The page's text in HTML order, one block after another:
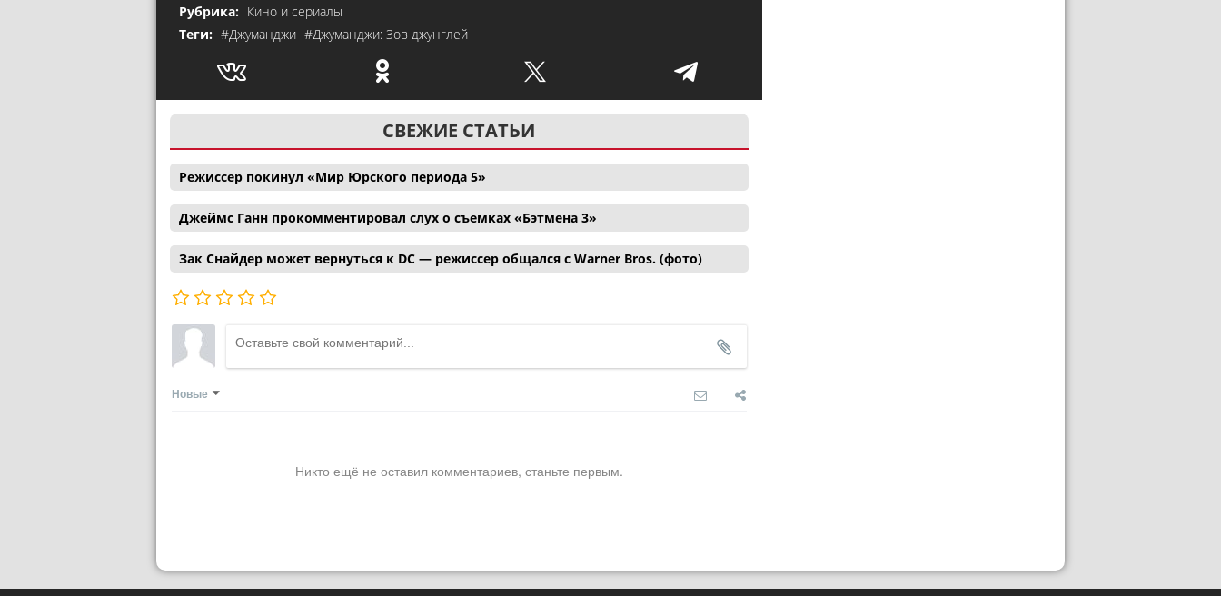
Рубрика: Кино и сериалы
Теги: #Джуманджи #Джуманджи: Зов джунглей
СВЕЖИЕ СТАТЬИ
Режиссер покинул «Мир Юрского периода 5»
Джеймс Ганн прокомментировал слух о съемках «Бэтмена 3»
Зак Снайдер может вернуться к DC — режиссер общался с Warner Bros. (фото)
Новые
Никто ещё не оставил комментариев, станьте первым.